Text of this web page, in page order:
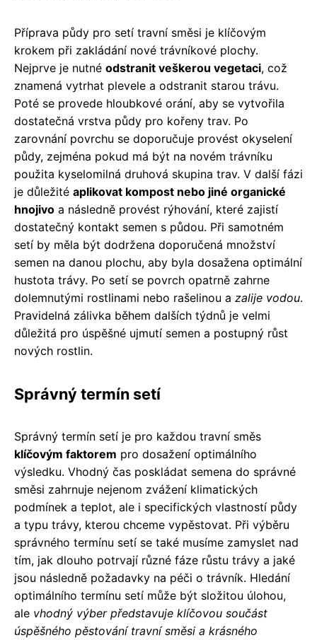
Příprava půdy pro setí travní směsi je klíčovým
krokem při zakládání nové trávníkové plochy.
Nejprve je nutné odstranit veškerou vegetaci, což
znamená vytrhat plevele a odstranit starou trávu.
Poté se provede hloubkové orání, aby se vytvořila
dostatečná vrstva půdy pro kořeny trav. Po
zarovnání povrchu se doporučuje provést okyselení
půdy, zejména pokud má být na novém trávníku
použita kyselomilná druhová skupina trav. V další fázi
je důležité aplikovat kompost nebo jiné organické
hnojivo a následně provést rýhování, které zajistí
dostatečný kontakt semen s půdou. Při samotném
setí by měla být dodržena doporučená množství
semen na danou plochu, aby byla dosažena optimální
hustota trávy. Po setí se povrch opatrně zahrne
dolemnutými rostlinami nebo rašelinou a zalije vodou.
Pravidelná zálivka během dalších týdnů je velmi
důležitá pro úspěšné ujmutí semen a postupný růst
nových rostlin.
Správný termín setí
Správný termín setí je pro každou travní směs
klíčovým faktorem pro dosažení optimálního
výsledku. Vhodný čas poskládat semena do správné
směsi zahrnuje nejenom zvážení klimatických
podmínek a teplot, ale i specifických vlastností půdy
a typu trávy, kterou chceme vypěstovat. Při výběru
správného termínu setí se také musíme zamyslet nad
tím, jak dlouho potrvají různé fáze růstu trávy a jaké
jsou následně požadavky na péči o trávník. Hledání
optimálního termínu setí může být složitou úlohou,
ale vhodný výber představuje klíčovou součást
úspěšného pěstování travní směsi a krásného